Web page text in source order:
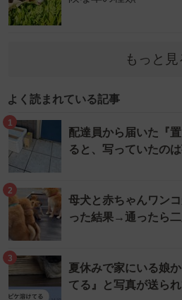
もっと見
よく読まれている記事
1
配達員から届いた『
ると、写っていたの
2
母犬と赤ちゃんワン
った結果→通ったら
3
夏休みで家にいる娘
てる』と写真が送ら